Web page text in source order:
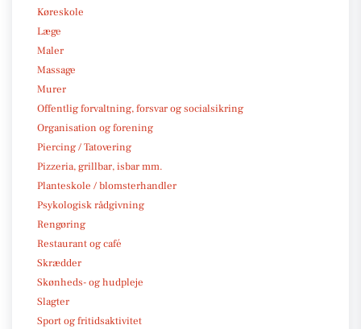
Køreskole
Læge
Maler
Massage
Murer
Offentlig forvaltning, forsvar og socialsikring
Organisation og forening
Piercing / Tatovering
Pizzeria, grillbar, isbar mm.
Planteskole / blomsterhandler
Psykologisk rådgivning
Rengøring
Restaurant og café
Skrædder
Skønheds- og hudpleje
Slagter
Sport og fritidsaktivitet